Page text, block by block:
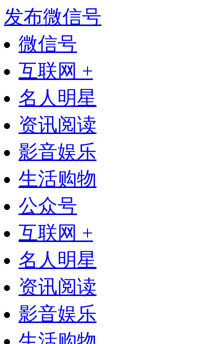
发布微信号
微信号
互联网 +
名人明星
资讯阅读
影音娱乐
生活购物
公众号
互联网 +
名人明星
资讯阅读
影音娱乐